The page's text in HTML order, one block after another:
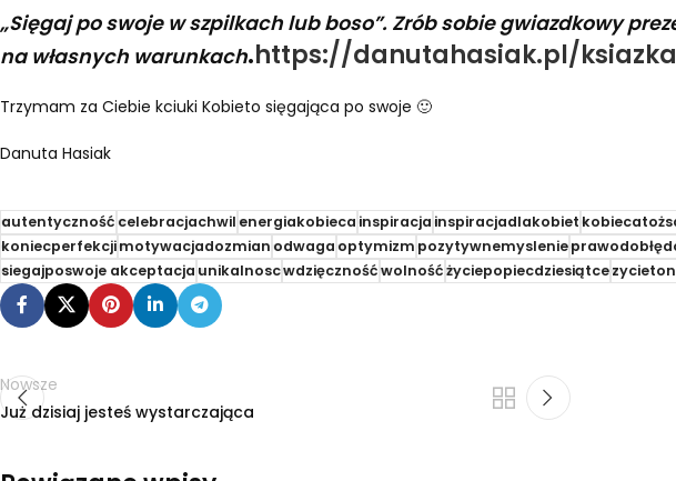
„Sięgaj po swoje w szpilkach lub boso”. Zrób sobie gwiazdkowy
na własnych warunkach.https://danutahasiak.pl/
Trzymam za Ciebie kciuki Kobieto sięgająca po swoje 🙂
Danuta Hasiak
autentycznośćcelebracjachwilenergiakobiecainspiracjainspiracjadlakobiet
koniecperfekcjimotywacjadozmianodwagaoptymizmpozytywnemyslenie
siegajposwoje akceptacjaunikalnoscwdzięcznośćwolnośćżyciepopiecdziesiątce
Nowsze
Już dzisiaj jesteś wystarczająca